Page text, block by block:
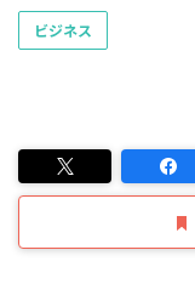
ビジネス